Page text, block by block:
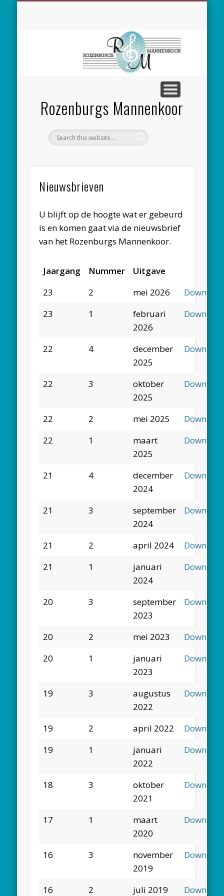
Rozenburgs Mannenkoor
Nieuwsbrieven
U blijft op de hoogte wat er gebeurd
is en komen gaat via de nieuwsbrief
van het Rozenburgs Mannenkoor.
Jaargang Nummer
Uitgave
23
2 mei 2026
23
1
februari
2026
22 4
december
2025
22 3
oktober
2025
22 2 mei 2025
22
1
maart
2025
21 4
december
2024
21 3
september
2024
21 2 april 2024
21
1
januari
2024
20 3
september
2023
20 2 mei 2023
20
1
januari
2023
19 3
augustus
2022
19 2 april 2022
19
1
januari
2022
18 3
oktober
2021
17 1
maart
2020
16 3
november
2019
16 2 juli 2019